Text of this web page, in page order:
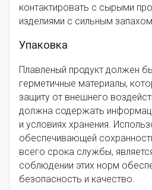
контактировать с сырыми
изделиями с сильным
Упаковка
Плавленый продукт должен
герметичные материалы,
защиту от внешнего
должна содержать
и условиях хранения.
обеспечивающей
всего срока службы,
соблюдении этих норм
безопасность и качество.